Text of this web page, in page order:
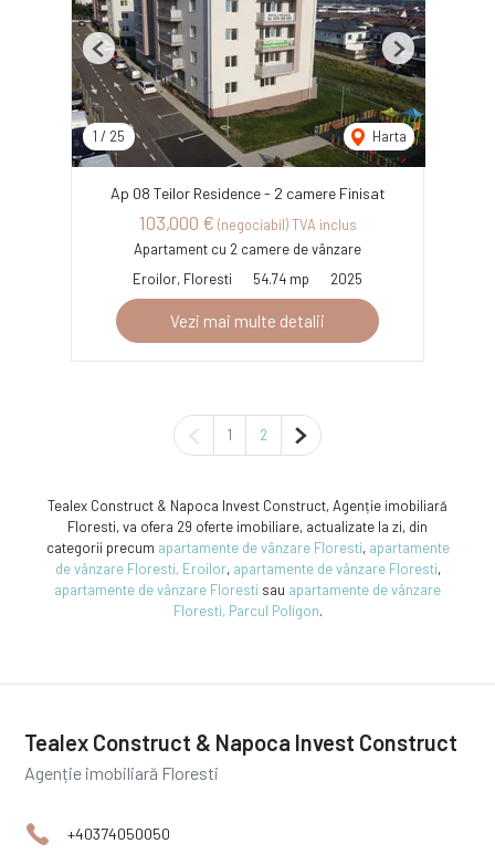
1 / 25 Harta
Previous Next
Ap 08 Teilor Residence - 2 camere Finisat
103,000 € (negociabil) TVA inclus
Apartament cu 2 camere de vânzare
Eroilor, Floresti
54.74 mp 2025
Vezi mai multe detalii
Pagina anterioară
1 2 Pagina următoare
Tealex Construct & Napoca Invest Construct, Agenție imobiliară
Floresti, va ofera 29 oferte imobiliare, actualizate la zi, din
categorii precum apartamente de vânzare Floresti, apartamente
de vânzare Floresti, Eroilor, apartamente de vânzare Floresti,
apartamente de vânzare Floresti sau apartamente de vânzare
Floresti, Parcul Poligon.
Tealex Construct & Napoca Invest Construct
Agenție imobiliară Floresti
+40374050050